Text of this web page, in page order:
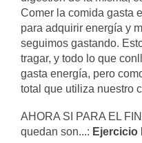
Comer la comida gasta
para adquirir energía y
seguimos gastando.
tragar, y todo lo que
gasta energía, pero
total que utiliza nuestro
AHORA SI PARA EL
quedan son...: Ejercicio